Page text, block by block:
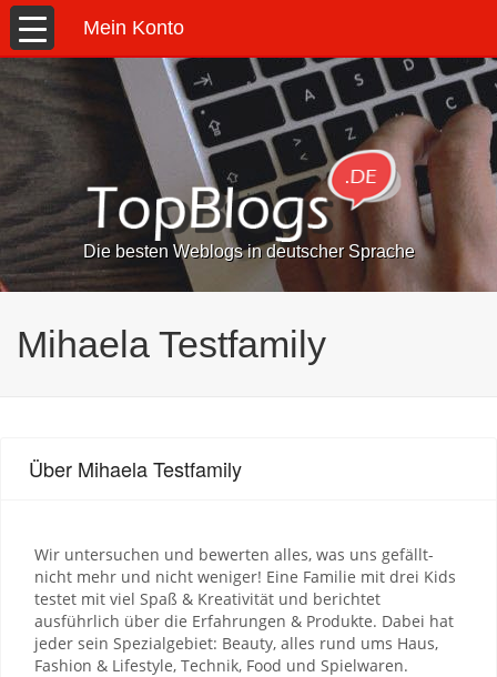
Mein Konto
Die besten Weblogs in deutscher Sprache
Mihaela Testfamily
Über Mihaela Testfamily
Wir untersuchen und bewerten alles, was uns gefällt-
nicht mehr und nicht weniger! Eine Familie mit drei Kids
testet mit viel Spaß & Kreativität und berichtet
ausführlich über die Erfahrungen & Produkte. Dabei hat
jeder sein Spezialgebiet: Beauty, alles rund ums Haus,
Fashion & Lifestyle, Technik, Food und Spielwaren.